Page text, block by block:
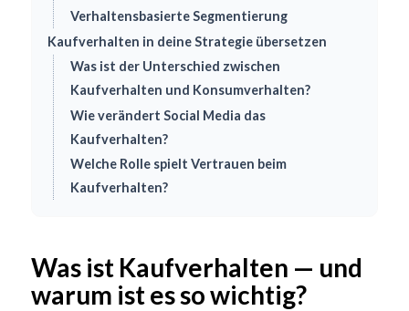
Verhaltensbasierte Segmentierung
Kaufverhalten in deine Strategie übersetzen
Was ist der Unterschied zwischen
Kaufverhalten und Konsumverhalten?
Wie verändert Social Media das
Kaufverhalten?
Welche Rolle spielt Vertrauen beim
Kaufverhalten?
Was ist Kaufverhalten — und
warum ist es so wichtig?